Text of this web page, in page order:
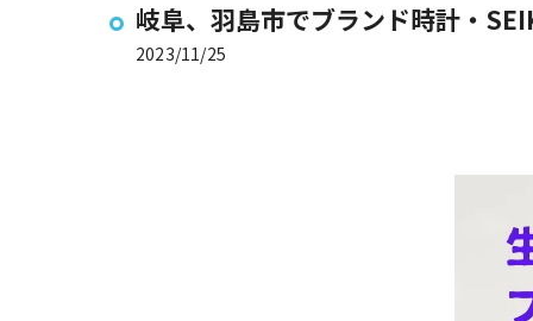
岐阜、羽島市でブランド時計・
2023/11/25